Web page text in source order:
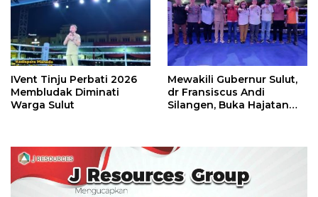
IVent Tinju Perbati 2026
Membludak Diminati
Warga Sulut
Mewakili Gubernur Sulut,
dr Fransiscus Andi
Silangen, Buka Hajatan